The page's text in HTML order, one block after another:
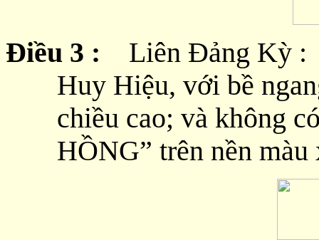
Điều 3 : Liên Đảng Kỳ :
Huy Hiệu, với bề
chiều cao; và không
HỒNG” trên nền màu